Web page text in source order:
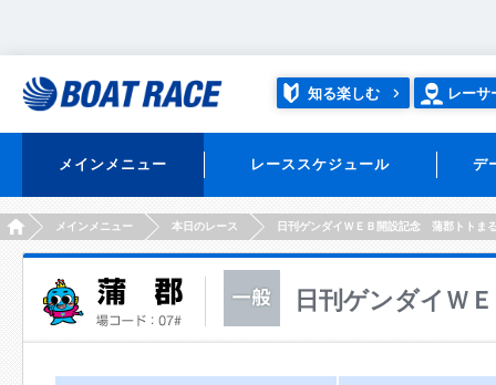
知る楽しむ レーサ
メインメニュー レーススケジュール デ
HOMEメインメニュー 本日のレース 日刊ゲンダイＷＥＢ開設記念 蒲郡トトま
日刊ゲンダイＷ